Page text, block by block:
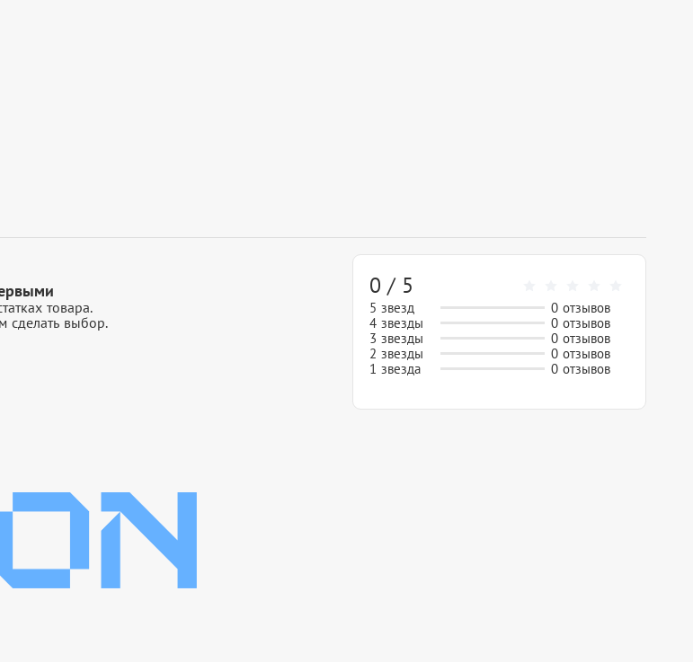
товара.
сделать выбор.
0 / 5
5 звезд
0 отзывов
4 звезды
0 отзывов
3 звезды
0 отзывов
2 звезды
0 отзывов
1 звезда
0 отзывов